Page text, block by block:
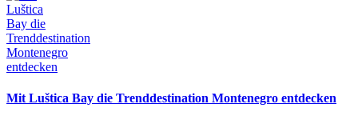
Mit Luštica Bay die Trenddestination Montenegro entdecken